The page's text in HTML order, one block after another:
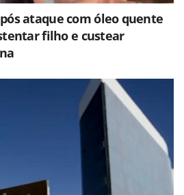
ataque com óleo quente
filho e custear